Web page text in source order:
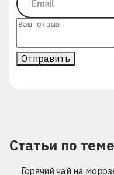
Отправить
Статьи по
Горячий чай на